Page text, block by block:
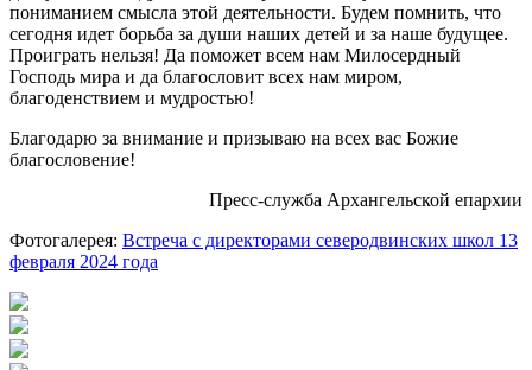
пониманием смысла этой деятельности. Будем помнить, что
сегодня идет борьба за души наших детей и за наше будущее.
Проиграть нельзя! Да поможет всем нам Милосердный
Господь мира и да благословит всех нам миром,
благоденствием и мудростью!
Благодарю за внимание и призываю на всех вас Божие
благословение!
Пресс-служба Архангельской епархии
Фотогалерея: Встреча с директорами северодвинских школ 13
февраля 2024 года